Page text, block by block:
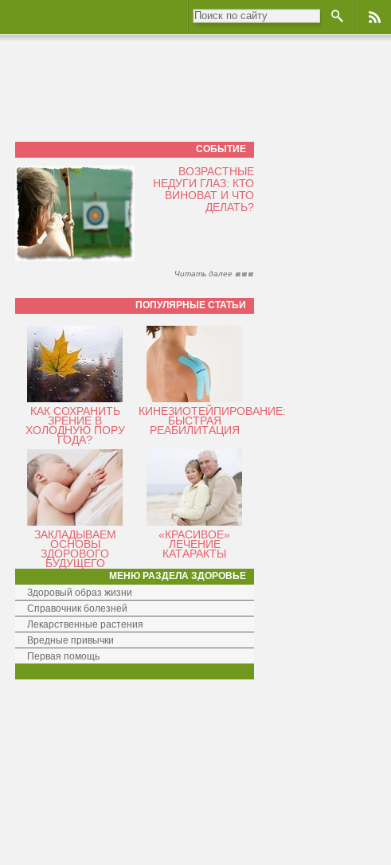
СОБЫТИЕ
ВОЗРАСТНЫЕ
НЕДУГИ ГЛАЗ: КТО
ВИНОВАТ И ЧТО
ДЕЛАТЬ?
Читать далее
ПОПУЛЯРНЫЕ СТАТЬИ
КАК СОХРАНИТЬ
ЗРЕНИЕ В
ХОЛОДНУЮ ПОРУ
ГОДА?
КИНЕЗИОТЕЙПИРОВАНИЕ:
БЫСТРАЯ
РЕАБИЛИТАЦИЯ
ЗАКЛАДЫВАЕМ
ОСНОВЫ
ЗДОРОВОГО
БУДУЩЕГО
«КРАСИВОЕ»
ЛЕЧЕНИЕ
КАТАРАКТЫ
МЕНЮ РАЗДЕЛА ЗДОРОВЬЕ
Здоровый образ жизни
Справочник болезней
Лекарственные растения
Вредные привычки
Первая помощь